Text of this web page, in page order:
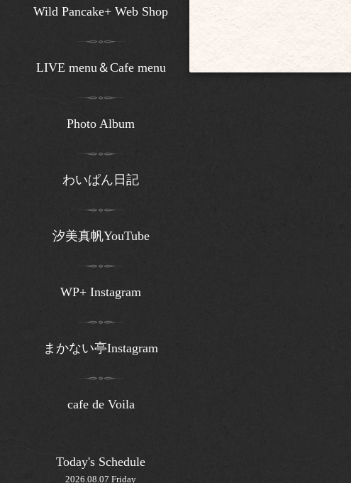
Wild Pancake+ Web Shop
LIVE menu＆Cafe menu
Photo Album
わいぱん日記
汐美真帆YouTube
WP+ Instagram
まかない亭Instagram
cafe de Voila
Today's Schedule
2026.08.07 Friday